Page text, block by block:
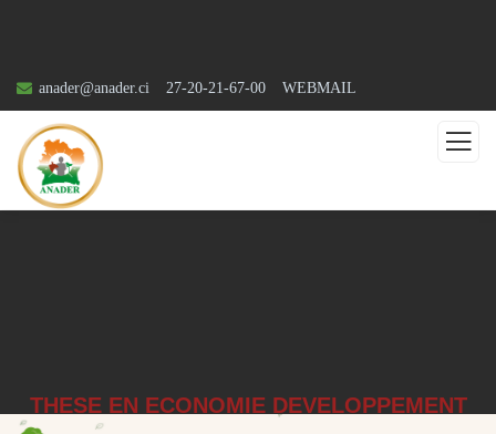
anader@anader.ci 27-20-21-67-00 WEBMAIL
THESE EN ECONOMIE DEVELOPPEMENT